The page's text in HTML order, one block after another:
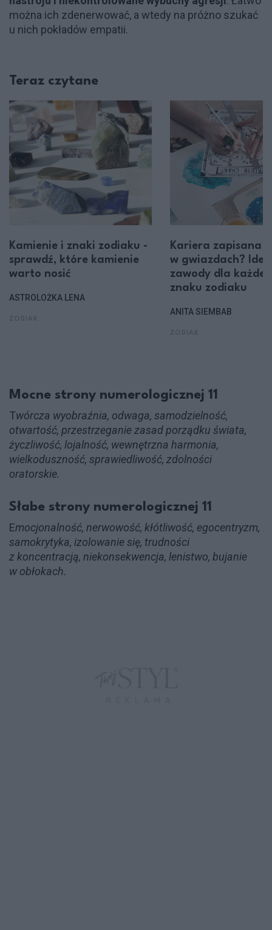
można ich zdenerwować, a wtedy na próżno szukać
u nich pokładów empatii.
Teraz czytane
Kamienie i znaki zodiaku -
sprawdź, które kamienie
warto nosić
ASTROLOŻKA LENA
Kariera zapisana
w gwiazdach?
zawody dla
znaku zodiaku
ANITA SIEMBAB
Mocne strony numerologicznej 11
Twórcza wyobraźnia, odwaga, samodzielność,
otwartość, przestrzeganie zasad porządku świata,
życzliwość, lojalność, wewnętrzna harmonia,
wielkoduszność, sprawiedliwość, zdolności
oratorskie.
Słabe strony numerologicznej 11
Emocjonalność, nerwowość, kłótliwość, egocentryzm,
samokrytyka, izolowanie się, trudności
z koncentracją, niekonsekwencja, lenistwo, bujanie
w obłokach.